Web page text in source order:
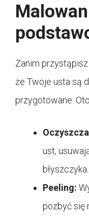
Zanim
że Twoje usta są
przygotowane.
ust,
błyszczyka.
Peeling:
pozbyć się